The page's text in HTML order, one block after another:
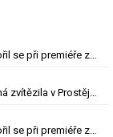
ONLINE: Zbrojovka - Liberec 0:1. Skóroval Dulay, Bořil se při premiéře za Slovan zranil
Dukla po skalpu Kroměříže vede druhou ligu. Karviná zvítězila v Prostějově, remíza Ústí
ONLINE: Zbrojovka - Liberec 0:1. Skóroval Dulay, Bořil se při premiéře za Slovan zranil